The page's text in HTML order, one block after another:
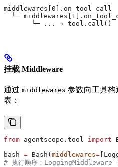
middlewares[0].on_tool_call
└─
       └─ ... → tool.call()
挂载 Middleware
通过 middlewares 参数向工具构
表：
from agentscope.tool import
bash = Bash( middlewares=
# 执行顺序：